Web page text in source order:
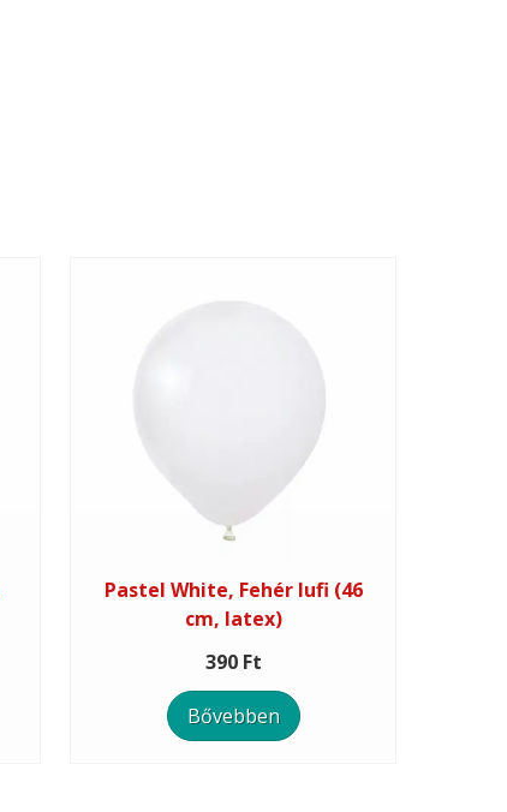
Pastel White, Fehér lufi (46
cm, latex)
390 Ft
Bővebben